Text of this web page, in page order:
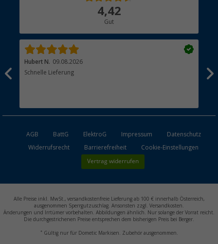
4,42
Gut
Hubert N. 09.08.2026
Schnelle Lieferung
AGB BattG ElektroG Impressum
Datenschutz
Widerrufsrecht
Barrierefreiheit Cookie-Einstellungen
Vertrag widerrufen
Alle Preise inkl. MwSt., versandkostenfreie Lieferung ab 100 € innerhalb Österreich,
ausgenommen Sperrgutzuschlag. Ansonsten zzgl. Versandkosten.
Änderungen und Irrtümer vorbehalten. Abbildungen ähnlich. Nur solange der Vorrat reicht.
Die durchgestrichenen Preise entsprechen dem bisherigen Preis bei Berger.
*Gültig nur für Dometic Markisen. Zubehör ausgenommen.